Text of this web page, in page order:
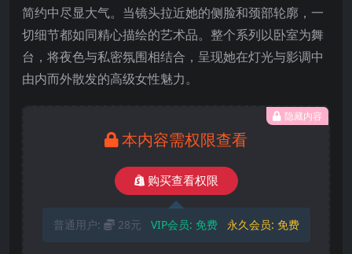
简约中尽显大气。当镜头拉近她的侧脸和颈部轮廓，一
切细节都如同精心描绘的艺术品。整个系列以卧室为舞
台，将夜色与私密氛围相结合，呈现她在灯光与影调中
由内而外散发的高级女性魅力。
隐藏内容
本内容需权限查看
购买查看权限
普通用户: 28元 VIP会员: 免费 永久会员: 免费